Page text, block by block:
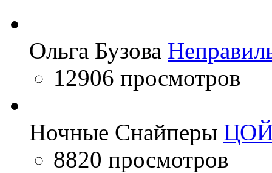
Ольга Бузова
12906 просмотров
Ночные Снайперы
8820 просмотров